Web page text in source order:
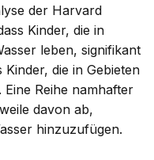
der Harvard
Kinder, die in
leben, signifikant
die in Gebieten
Eine Reihe namhafter
davon ab,
hinzuzufügen.